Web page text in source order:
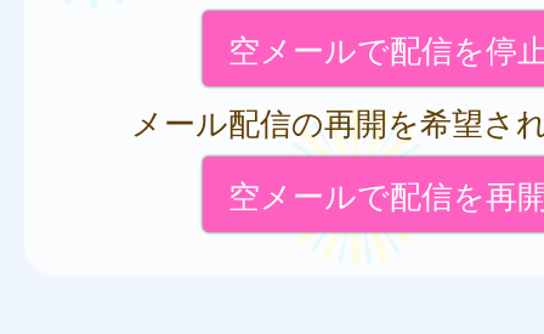
空メールで配信を停
メール配信の再開を希望さ
空メールで配信を再